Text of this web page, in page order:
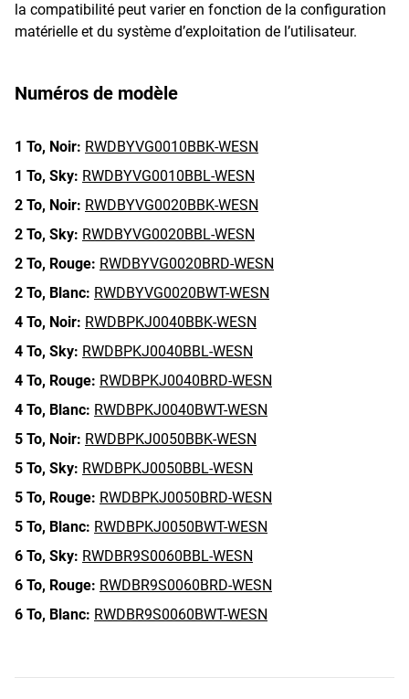
la compatibilité peut varier en fonction de la configuration
matérielle et du système d’exploitation de l’utilisateur.
Numéros de modèle
1 To, Noir: RWDBYVG0010BBK-WESN
1 To, Sky: RWDBYVG0010BBL-WESN
2 To, Noir: RWDBYVG0020BBK-WESN
2 To, Sky: RWDBYVG0020BBL-WESN
2 To, Rouge: RWDBYVG0020BRD-WESN
2 To, Blanc: RWDBYVG0020BWT-WESN
4 To, Noir: RWDBPKJ0040BBK-WESN
4 To, Sky: RWDBPKJ0040BBL-WESN
4 To, Rouge: RWDBPKJ0040BRD-WESN
4 To, Blanc: RWDBPKJ0040BWT-WESN
5 To, Noir: RWDBPKJ0050BBK-WESN
5 To, Sky: RWDBPKJ0050BBL-WESN
5 To, Rouge: RWDBPKJ0050BRD-WESN
5 To, Blanc: RWDBPKJ0050BWT-WESN
6 To, Sky: RWDBR9S0060BBL-WESN
6 To, Rouge: RWDBR9S0060BRD-WESN
6 To, Blanc: RWDBR9S0060BWT-WESN